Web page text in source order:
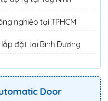
nghiệp tại TPHCM
đặt tại Bình Dương
Door